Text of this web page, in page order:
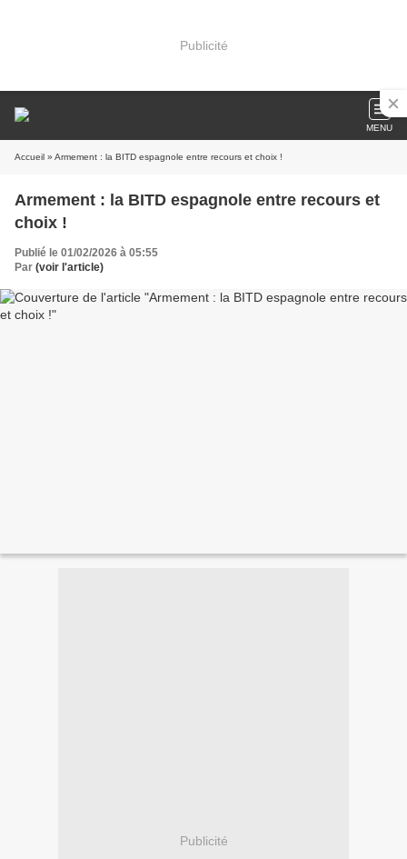
Publicité
MENU
Accueil » Armement : la BITD espagnole entre recours et choix !
Armement : la BITD espagnole entre recours et
choix !
Publié le 01/02/2026 à 05:55
Par (voir l'article)
Publicité